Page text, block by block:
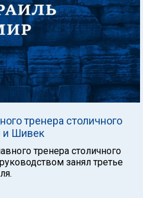
тренера столичного
и Шивек
тренера столичного
занял третье